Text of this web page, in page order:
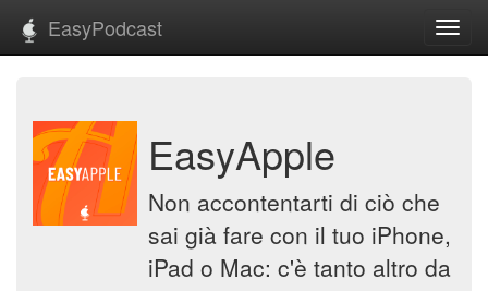
EasyPodcast
EasyApple
Non accontentarti di ciò che
sai già fare con il tuo iPhone,
iPad o Mac: c'è tanto altro da